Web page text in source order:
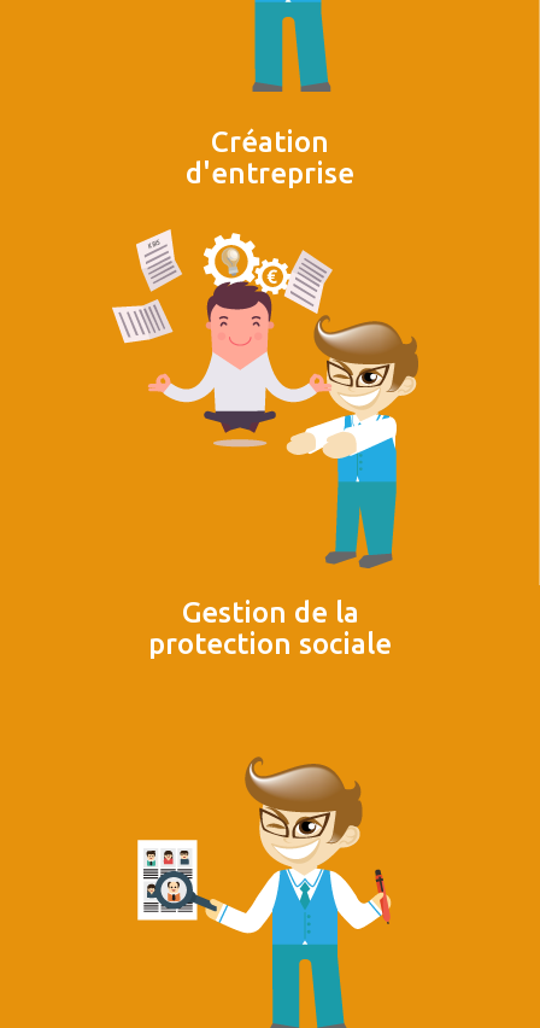
Création
d'entreprise
Gestion de la
protection sociale